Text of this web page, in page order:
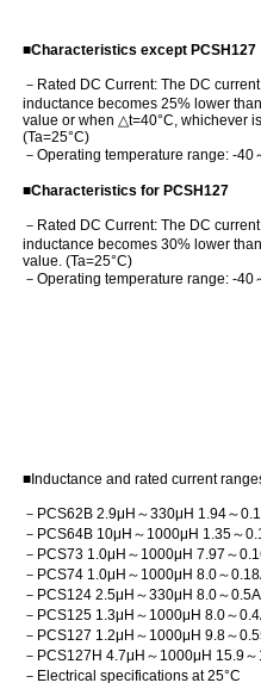
■Characteristics except PCSH127
－Rated DC Current: The DC
inductance becomes 25% lower
value or when △t=40°C, whichever
(Ta=25°C)
－Operating temperature range: -40
■Characteristics for PCSH127
－Rated DC Current: The DC
inductance becomes 30% lower
value. (Ta=25°C)
－Operating temperature range: -40
■Inductance and rated current
－PCS62B 2.9μH～330μH 1.94～
－PCS64B 10μH～1000μH 1.35～
－PCS73 1.0μH～1000μH 7.97～
－PCS74 1.0μH～1000μH 8.0～
－PCS124 2.5μH～330μH 8.0～0.5A
－PCS125 1.3μH～1000μH 8.0～
－PCS127 1.2μH～1000μH 9.8～
－PCS127H 4.7μH～1000μH 15.9
－Electrical specifications at 25°C